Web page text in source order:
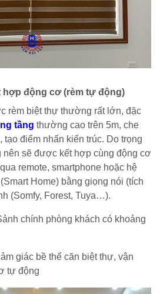
hợp động cơ (rèm tự động)
rèm biệt thự thường rất lớn, đặc
tầng thường cao trên 5m, che
điểm nhấn kiến trúc. Do trọng
nên sẽ được kết hợp cùng động cơ
remote, smartphone hoặc hệ
Home) bằng giọng nói (tích
(Somfy, Forest, Tuya…).
chính phòng khách có khoảng
giác bề thế căn biệt thự, vận
tự động